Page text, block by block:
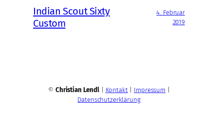
Indian Scout Sixty
Custom
4. Februar
2019
© Christian Lendl| Kontakt| Impressum
Datenschutzerklärung